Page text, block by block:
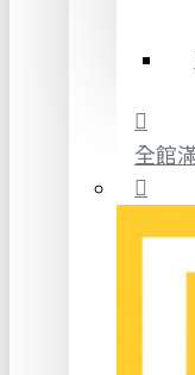
全館